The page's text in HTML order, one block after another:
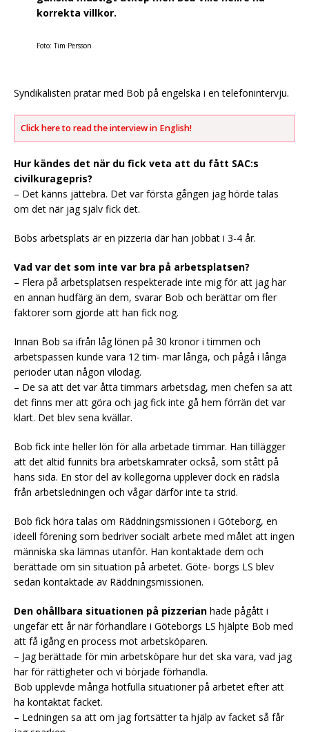
korrekta villkor.
Foto: Tim Persson
Syndikalisten pratar med Bob på engelska i en telefonintervju.
Click here to read the interview in English!
Hur kändes det när du fick veta att du fått SAC:s
civilkuragepris?
– Det känns jättebra. Det var första gången jag hörde talas
om det när jag själv fick det.
Bobs arbetsplats är en pizzeria där han jobbat i 3-4 år.
Vad var det som inte var bra på arbetsplatsen?
– Flera på arbetsplatsen respekterade inte mig för att jag har
en annan hudfärg än dem, svarar Bob och berättar om fler
faktorer som gjorde att han fick nog.
Innan Bob sa ifrån låg lönen på 30 kronor i timmen och
arbetspassen kunde vara 12 tim- mar långa, och pågå i långa
perioder utan någon vilodag.
– De sa att det var åtta timmars arbetsdag, men chefen sa att
det finns mer att göra och jag fick inte gå hem förrän det var
klart. Det blev sena kvällar.
Bob fick inte heller lön för alla arbetade timmar. Han tillägger
att det altid funnits bra arbetskamrater också, som stått på
hans sida. En stor del av kollegorna upplever dock en rädsla
från arbetsledningen och vågar därför inte ta strid.
Bob fick höra talas om Räddningsmissionen i Göteborg, en
ideell förening som bedriver socialt arbete med målet att ingen
människa ska lämnas utanför. Han kontaktade dem och
berättade om sin situation på arbetet. Göte- borgs LS blev
sedan kontaktade av Räddningsmissionen.
Den ohållbara situationen på pizzerian hade pågått i
ungefär ett år när förhandlare i Göteborgs LS hjälpte Bob med
att få igång en process mot arbetsköparen.
– Jag berättade för min arbetsköpare hur det ska vara, vad jag
har för rättigheter och vi började förhandla.
Bob upplevde många hotfulla situationer på arbetet efter att
ha kontaktat facket.
– Ledningen sa att om jag fortsätter ta hjälp av facket så får